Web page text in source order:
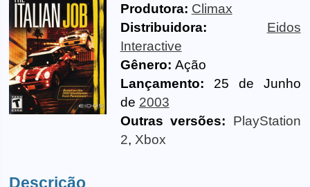
Produtora: Climax
Distribuidora:
Eidos
Interactive
Gênero: Ação
Lançamento: 25 de Junho
de 2003
Outras versões:
PlayStation
2, Xbox
Descrição